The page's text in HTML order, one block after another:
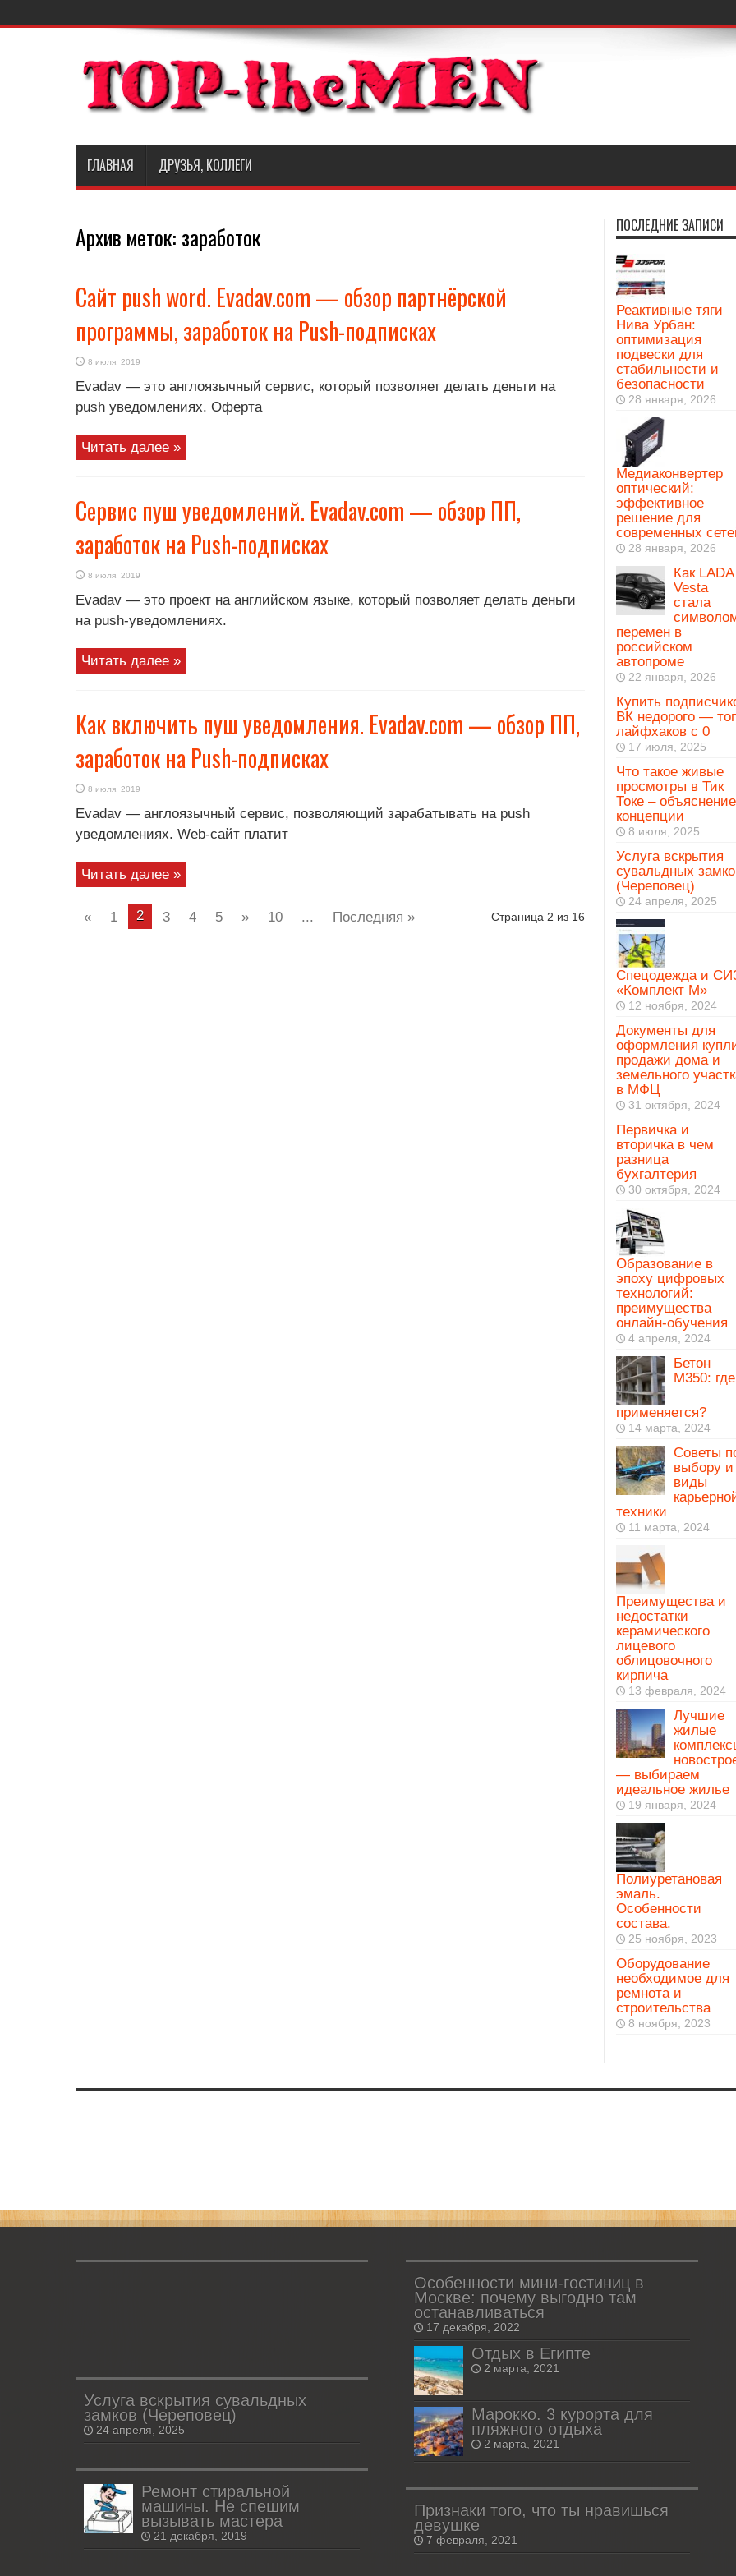
ГЛАВНАЯ ДРУЗЬЯ, КОЛЛЕГИ
Архив меток: заработок
Сайт push word. Evadav.com — обзор партнёрской
программы, заработок на Push-подписках
8 июля, 2019
Evadav — это англоязычный сервис, который позволяет делать деньги на
push уведомлениях. Оферта
Читать далее »
Сервис пуш уведомлений. Evadav.com — обзор ПП,
заработок на Push-подписках
8 июля, 2019
Evadav — это проект на английском языке, который позволяет делать деньги
на push-уведомлениях.
Читать далее »
Как включить пуш уведомления. Evadav.com — обзор ПП,
заработок на Push-подписках
8 июля, 2019
Evadav — англоязычный сервис, позволяющий зарабатывать на push
уведомлениях. Web-сайт платит
Читать далее »
Страница 2 из 16
« 1 2 3 4 5 » 10 ... Последняя »
ПОСЛЕДНИЕ ЗАПИСИ
Реактивные тяги
Нива Урбан:
оптимизация
подвески для
стабильности и
безопасности
28 января, 2026
Медиаконвертер
оптический:
эффективное
решение для
современных
28 января, 2026
Как LADA
Vesta
стала
перемен в
российском
автопроме
22 января, 2026
Купить
ВК недорого —
лайфхаков с 0
17 июля, 2025
Что такое живые
просмотры в Тик
Токе – объяснение
концепции
8 июля, 2025
Услуга вскрытия
сувальдных
(Череповец)
24 апреля, 2025
Спецодежда и
«Комплект М»
12 ноября, 2024
Документы для
оформления
продажи дома и
земельного
в МФЦ
31 октября, 2024
Первичка и
вторичка в чем
разница
бухгалтерия
30 октября, 2024
Образование в
эпоху цифровых
технологий:
преимущества
онлайн-обучения
4 апреля, 2024
Бетон
М350: где
применяется?
14 марта, 2024
Советы
выбору и
виды
техники
11 марта, 2024
Преимущества и
недостатки
керамического
лицевого
облицовочного
кирпича
13 февраля, 2024
Лучшие
жилые
— выбираем
идеальное жилье
19 января, 2024
Полиуретановая
эмаль.
Особенности
состава.
25 ноября, 2023
Оборудование
необходимое для
ремнота и
строительства
8 ноября, 2023
Услуга вскрытия сувальдных
замков (Череповец)
24 апреля, 2025
Ремонт стиральной
машины. Не спешим
вызывать мастера
21 декабря, 2019
Особенности мини-гостиниц в
Москве: почему выгодно там
останавливаться
17 декабря, 2022
Отдых в Египте
2 марта, 2021
Марокко. 3 курорта для
пляжного отдыха
2 марта, 2021
Признаки того, что ты нравишься
девушке
7 февраля, 2021